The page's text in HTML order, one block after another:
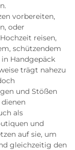
vorbereiten,
oder
reisen,
schützendem
Handgepäck
trägt nahezu
und Stößen
als
und
auf sie, um
gleichzeitig den